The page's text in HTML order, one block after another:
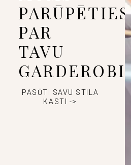
PARŪPĒTIES
PAR
TAVU
GARDEROBI
PASŪTI SAVU STILA
KASTI ->